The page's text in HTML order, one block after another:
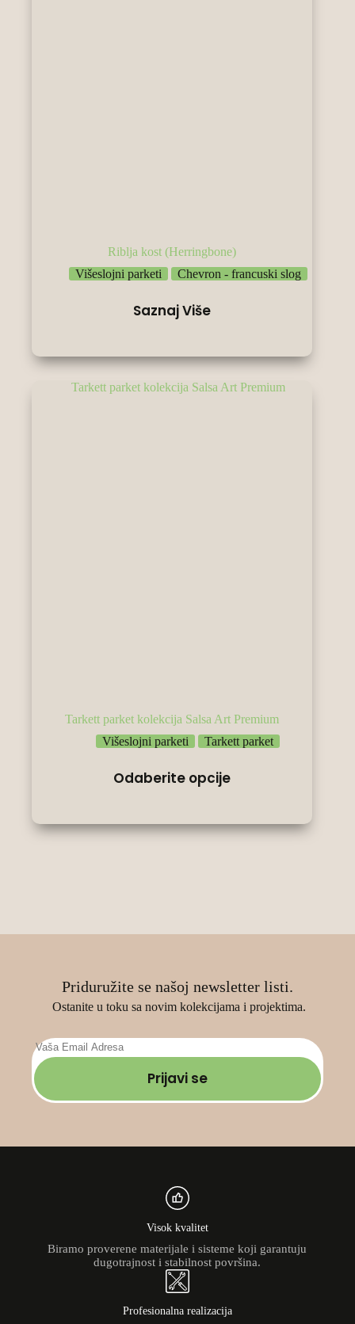
Riblja kost (Herringbone)
Višeslojni parketi
Chevron - francuski slog
Saznaj Više
Tarkett parket kolekcija Salsa Art Premium
Višeslojni parketi
Tarkett parket
Odaberite opcije
варијанти.
Опције
Priduružite se našoj newsletter listi.
Ostanite u toku sa novim kolekcijama i projektima.
Prijavi se
Visok kvalitet
Biramo proverene materijale i sisteme koji garantuju
dugotrajnost i stabilnost površina.
Profesionalna realizacija